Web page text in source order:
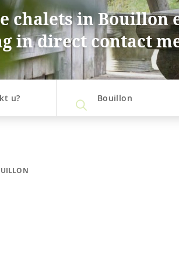
chalets in Bouillon
in direct contact
u? Bouillon